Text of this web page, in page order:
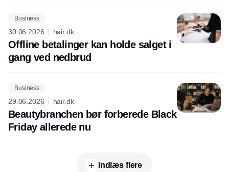
Business
30.06.2026 hair.dk
Offline betalinger kan holde salget i
gang ved nedbrud
Business
29.06.2026 hair.dk
Beautybranchen bør forberede Black
Friday allerede nu
Indlæs flere